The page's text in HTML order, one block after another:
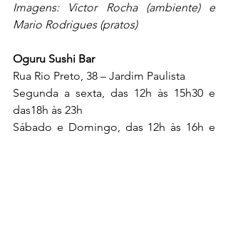
Imagens: Victor Rocha (ambiente) e
Mario Rodrigues (pratos)
Oguru Sushi Bar
Rua Rio Preto, 38 – Jardim Paulista
Segunda a sexta, das 12h às 15h30 e
das18h às 23h
Sábado e Domingo, das 12h às 16h e